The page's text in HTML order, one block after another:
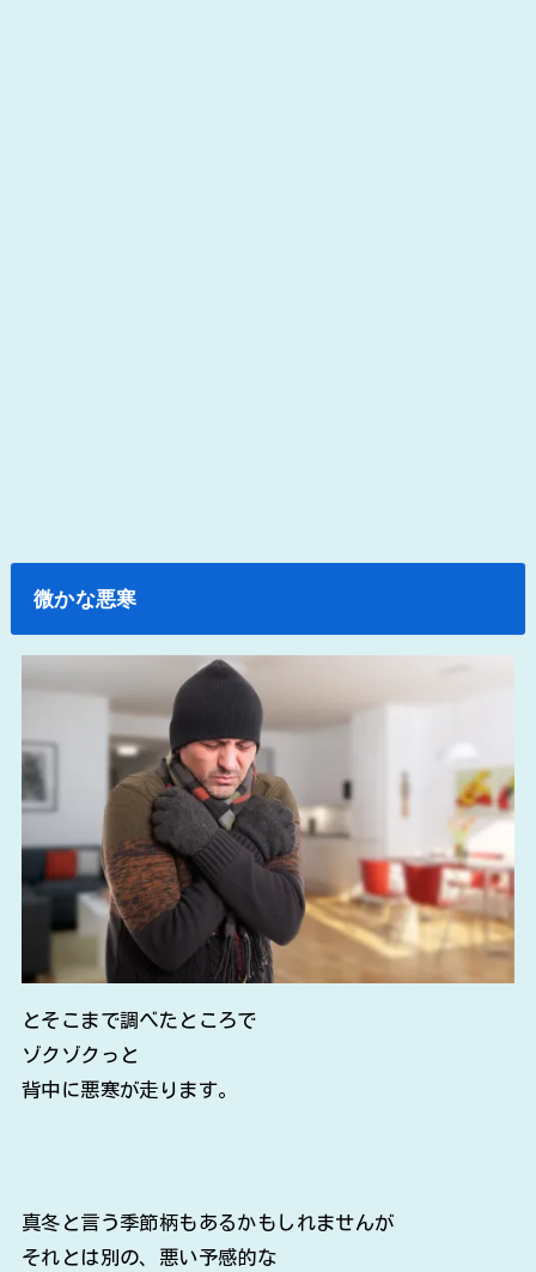
微かな悪寒
とそこまで調べたところで
ゾクゾクっと
背中に悪寒が走ります。
真冬と言う季節柄もあるかもしれませんが
それとは別の、悪い予感的な